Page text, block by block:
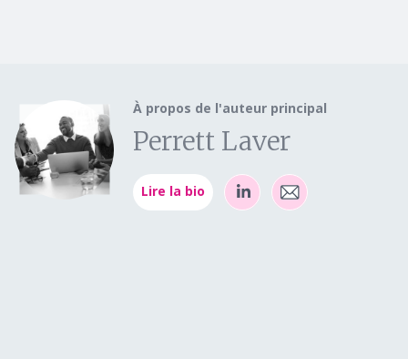
À propos de l'auteur principal
Perrett Laver
Lire la bio